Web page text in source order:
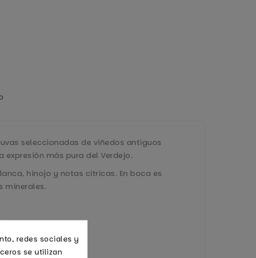
seleccionadas de viñedos antiguos
más pura del Verdejo.
hinojo y notas cítricas. En boca es
minerales.
redes sociales y
se utilizan